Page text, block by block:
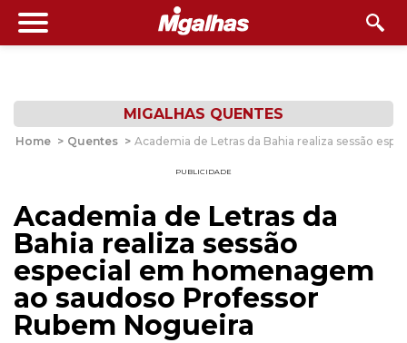
MIGALHAS QUENTES
Home > Quentes > Academia de Letras da Bahia realiza sessão
PUBLICIDADE
Academia de Letras da
Bahia realiza sessão
especial em homenagem
ao saudoso Professor
Rubem Nogueira